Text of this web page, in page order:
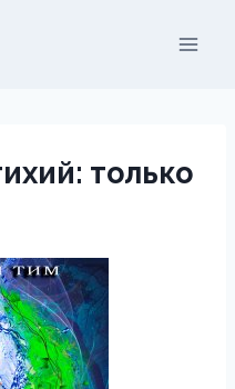
только